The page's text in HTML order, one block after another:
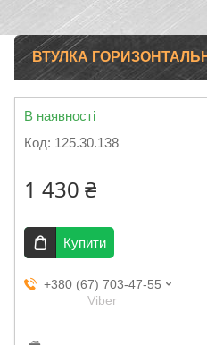
ВТУЛКА
В наявності
Код: 125.30.138
1 430 ₴
Купити
+380 (67) 703-47-55
Viber